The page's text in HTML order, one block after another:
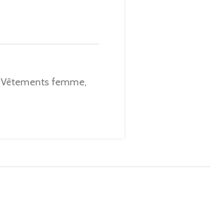
Vêtements femme,